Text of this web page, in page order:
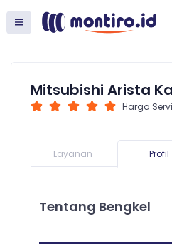
Mitsubishi Arista
Harga
Layanan Profil
Tentang Bengkel